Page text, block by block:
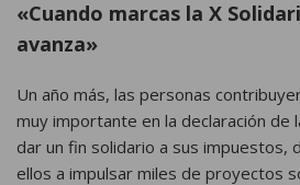
«Cuando marcas la X
avanza»
Un año más, las personas
muy importante en la declaración de
dar un fin solidario a sus impuestos,
ellos a impulsar miles de proyectos